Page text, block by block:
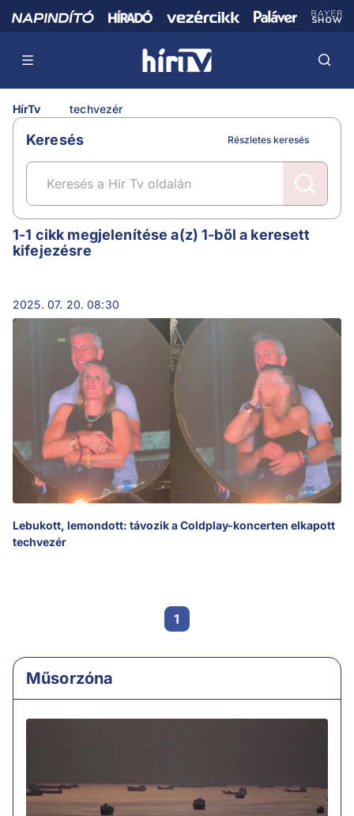
HírTv techvezér
Keresés Részletes keresés
techvezér
1-1 cikk megjelenítése a(z) 1-ből a keresett
kifejezésre
2025. 07. 20. 08:30
Lebukott, lemondott: távozik a Coldplay-koncerten elkapott
techvezér
1
Műsorzóna